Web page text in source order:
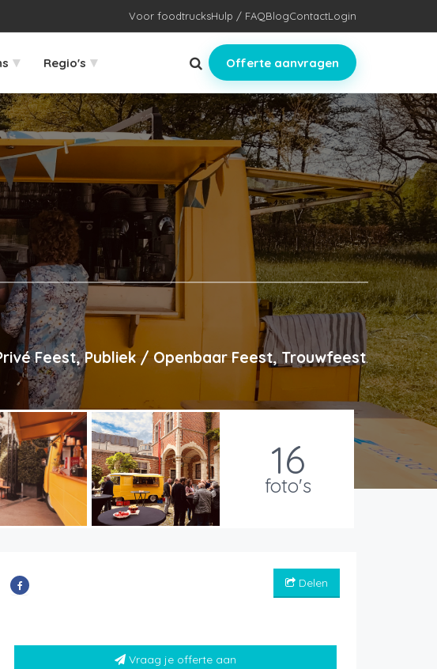
Voor foodtrucksHulp / FAQBlogContactLogin
▾ Regio's ▾ Offerte aanvragen
Feest, Publiek / Openbaar Feest, Trouwfeest.
16
foto's
Delen
Vraag je offerte aan